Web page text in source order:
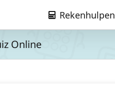
Rekenhulpen
Online